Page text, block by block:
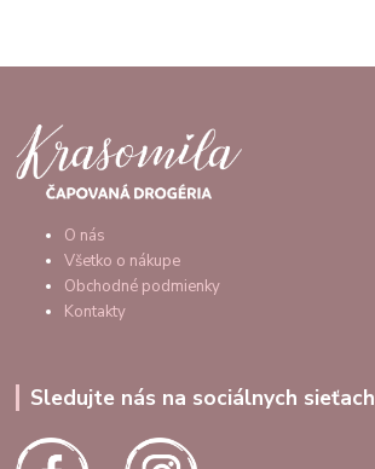
O nás
Všetko o nákupe
Obchodné podmienky
Kontakty
Sledujte nás na sociálnych sieťach